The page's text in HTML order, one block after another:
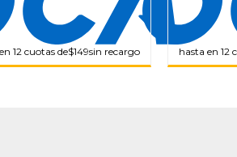
12 cuotas de$149sin recargo hasta en 12